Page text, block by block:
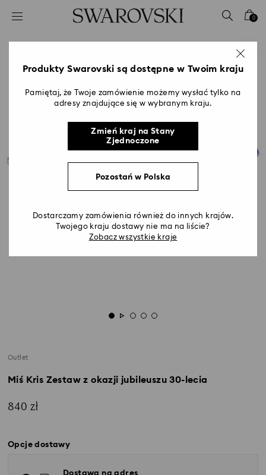
Lista kluczy dostępu
2 - Stopka
0
Outlet
Miś Kris Zestaw z okazji jubileuszu 30-lecia
840 zł
Opcje dostawy
Dostawa na adres
Produkty Swarovski są dostępne w Twoim kraju
Pamiętaj, że Twoje zamówienie możemy wysłać tylko na
adresy znajdujące się w wybranym kraju.
Zmień kraj na Stany
Zjednoczone
Pozostań w Polska
Dostarczamy zamówienia również do innych krajów.
Twojego kraju dostawy nie ma na liście?
Zobacz wszystkie kraje